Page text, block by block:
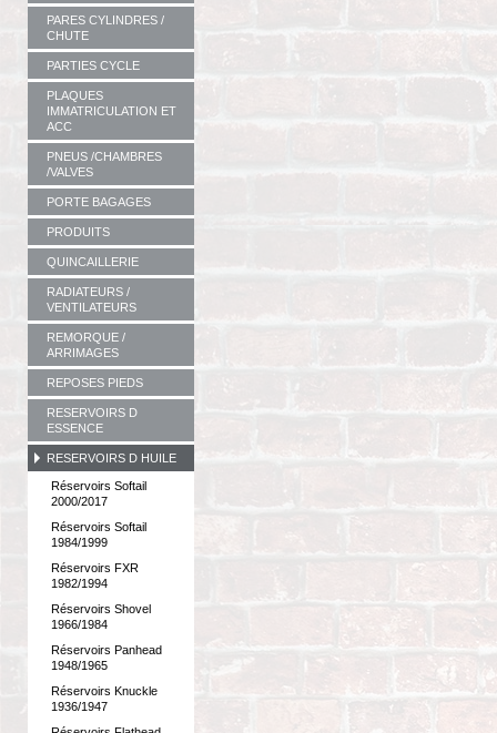
PARES CYLINDRES /
CHUTE
PARTIES CYCLE
PLAQUES
IMMATRICULATION ET
ACC
PNEUS /CHAMBRES
/VALVES
PORTE BAGAGES
PRODUITS
QUINCAILLERIE
RADIATEURS /
VENTILATEURS
REMORQUE /
ARRIMAGES
REPOSES PIEDS
RESERVOIRS D
ESSENCE
RESERVOIRS D HUILE
Réservoirs Softail
2000/2017
Réservoirs Softail
1984/1999
Réservoirs FXR
1982/1994
Réservoirs Shovel
1966/1984
Réservoirs Panhead
1948/1965
Réservoirs Knuckle
1936/1947